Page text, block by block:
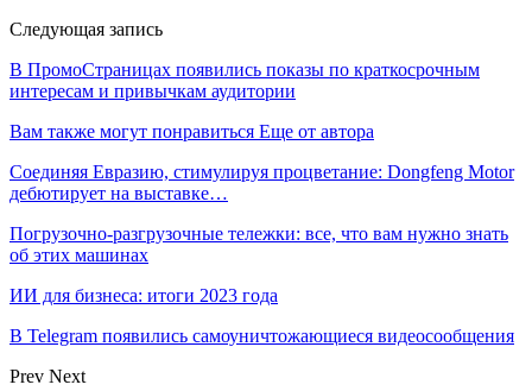
Следующая запись
В ПромоСтраницах появились показы по краткосрочным
интересам и привычкам аудитории
Вам также могут понравиться Еще от автора
Соединяя Евразию, стимулируя процветание: Dongfeng Motor
дебютирует на выставке…
Погрузочно-разгрузочные тележки: все, что вам нужно знать
об этих машинах
ИИ для бизнеса: итоги 2023 года
В Telegram появились самоуничтожающиеся видеосообщения
Prev Next